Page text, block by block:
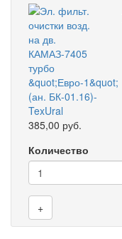
385,00 руб.
Количество
+